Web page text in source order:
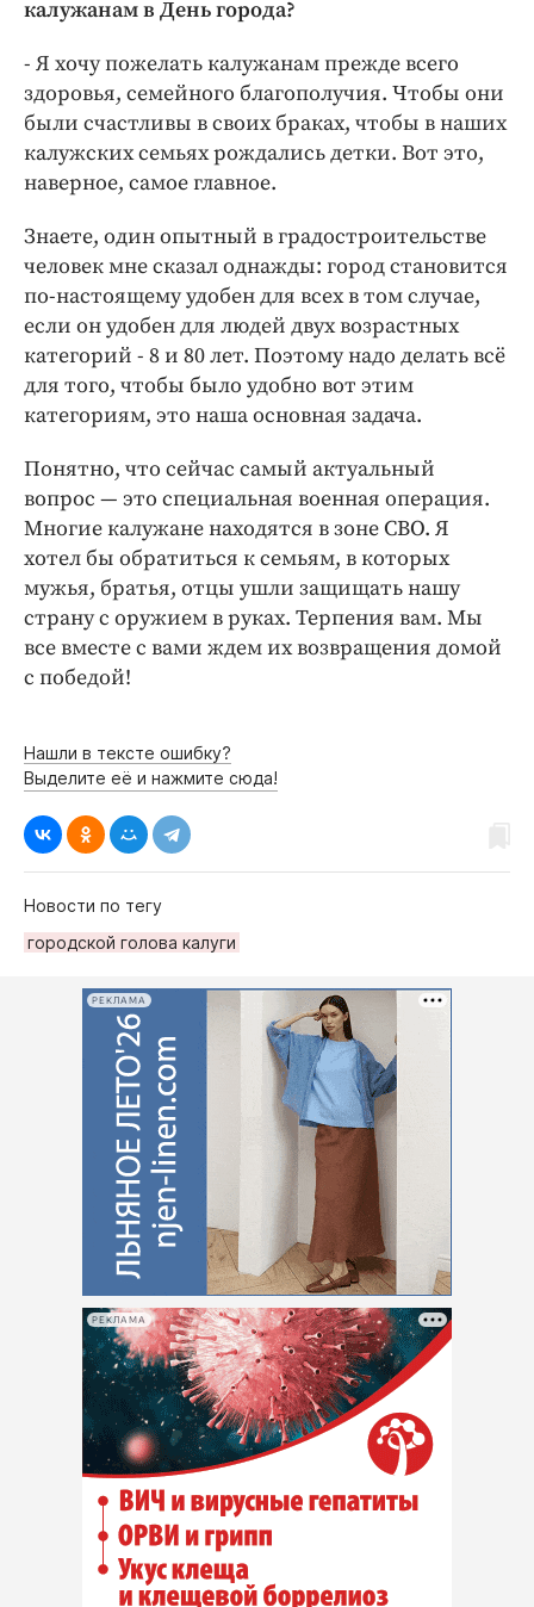
калужанам в День города?
- Я хочу пожелать калужанам прежде всего
здоровья, семейного благополучия. Чтобы они
были счастливы в своих браках, чтобы в наших
калужских семьях рождались детки. Вот это,
наверное, самое главное.
Знаете, один опытный в градостроительстве
человек мне сказал однажды: город становится
по-настоящему удобен для всех в том случае,
если он удобен для людей двух возрастных
категорий - 8 и 80 лет. Поэтому надо делать всё
для того, чтобы было удобно вот этим
категориям, это наша основная задача.
Понятно, что сейчас самый актуальный
вопрос — это специальная военная операция.
Многие калужане находятся в зоне СВО. Я
хотел бы обратиться к семьям, в которых
мужья, братья, отцы ушли защищать нашу
страну с оружием в руках. Терпения вам. Мы
все вместе с вами ждем их возвращения домой
с победой!
Нашли в тексте ошибку?
Выделите её и нажмите сюда!
Новости по тегу
городской голова калуги
РЕКЛАМА
РЕКЛАМА